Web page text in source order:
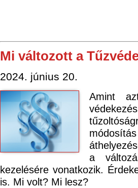
Mi változott a
2024. június 20.
Amint
a
kezelésére vonatkozik.
is. Mi volt? Mi lesz?